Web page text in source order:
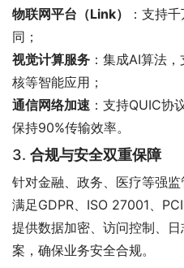
物联网平台（Link）
：支持
同；
视觉计算服务 ：集成AI算法
核等智能应用；
通信网络加速 ：支持QUIC协
保持90%传输效率。
3. 合规与安全双重保障
针对金融、政务、医疗等强
满足GDPR、ISO 27001、
提供数据加密、访问控制、
案，确保业务安全合规。